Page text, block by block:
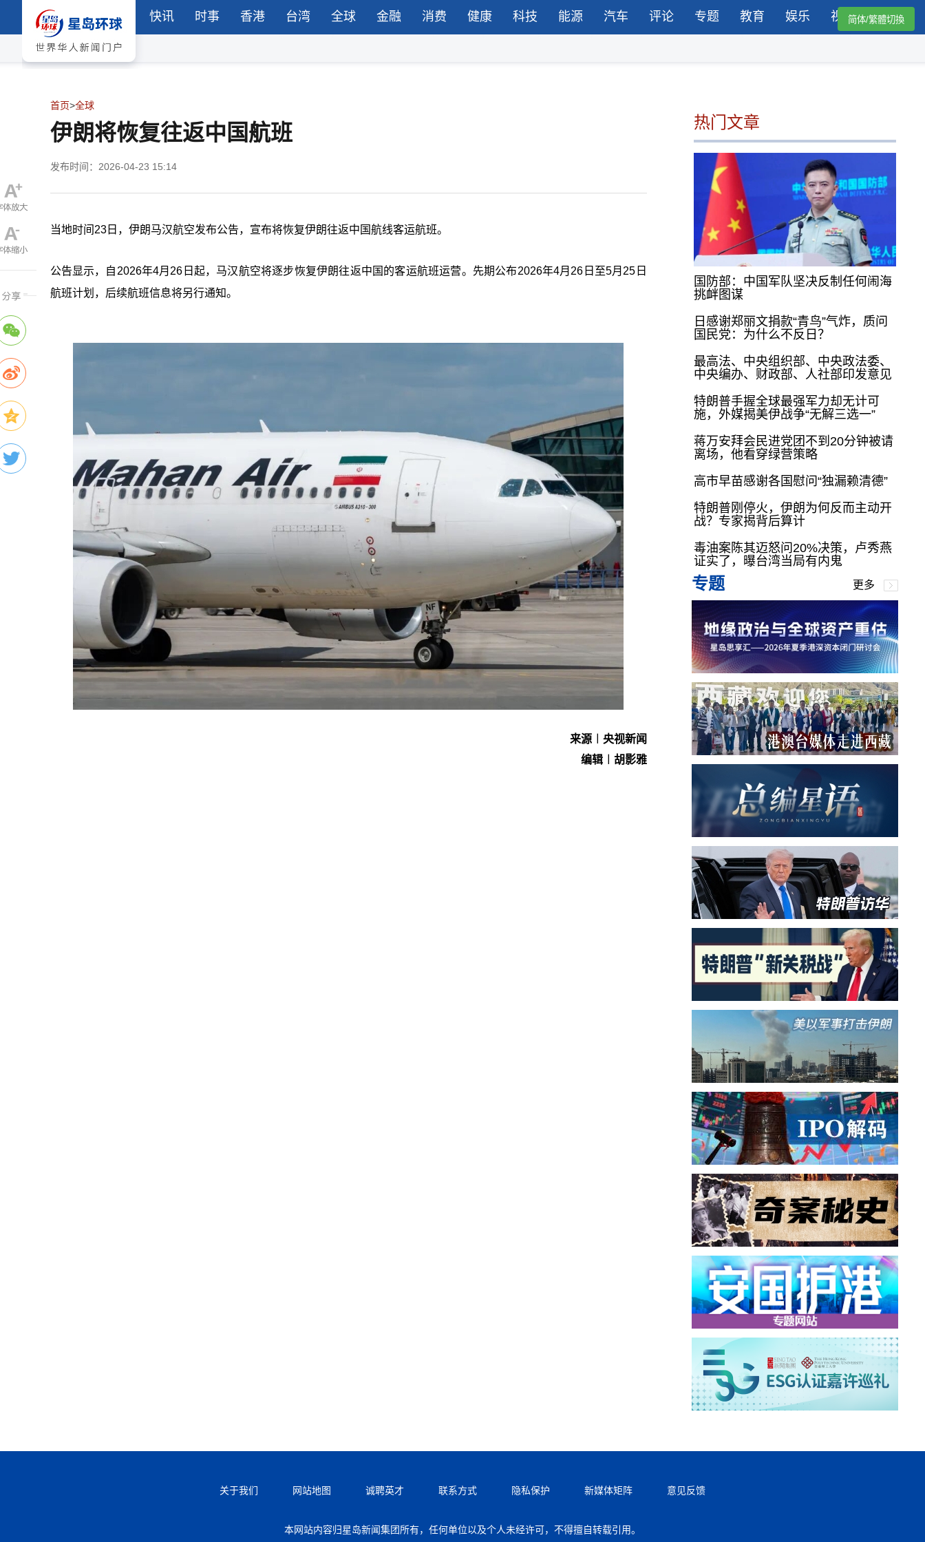
快讯 时事 香港 台湾 全球 金融 消费 健康 科技 能源 汽车 评论 专题 教育 娱乐 视频简体/繁體切換
首页>全球
伊朗将恢复往返中国航班
发布时间：2026-04-23 15:14
当地时间23日，伊朗马汉航空发布公告，宣布将恢复伊朗往返中国航线客运航班。
公告显示，自2026年4月26日起，马汉航空将逐步恢复伊朗往返中国的客运航班运营。先期公布2026年4月26日至5月25日
航班计划，后续航班信息将另行通知。
来源︱央视新闻
编辑︱胡影雅
热门文章
国防部：中国军队坚决反制任何闹海
挑衅图谋
日感谢郑丽文捐款“青鸟”气炸，质问
国民党：为什么不反日？
最高法、中央组织部、中央政法委、
中央编办、财政部、人社部印发意见
特朗普手握全球最强军力却无计可
施，外媒揭美伊战争“无解三选一”
蒋万安拜会民进党团不到20分钟被请
离场，他看穿绿营策略
高市早苗感谢各国慰问“独漏赖清德”
特朗普刚停火，伊朗为何反而主动开
战？专家揭背后算计
毒油案陈其迈怒问20%决策，卢秀燕
证实了，曝台湾当局有内鬼
专题 更多
关于我们 网站地图 诚聘英才 联系方式 隐私保护 新媒体矩阵 意见反馈
本网站内容归星岛新闻集团所有，任何单位以及个人未经许可，不得擅自转载引用。